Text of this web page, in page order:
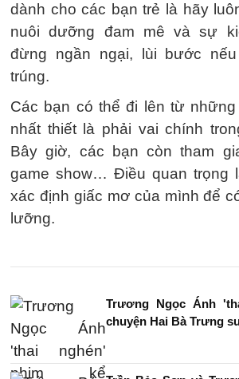
dành cho các bạn trẻ là hãy
nuôi dưỡng đam mê và sự
đừng ngần ngại, lùi bước nếu
trúng.
Các bạn có thể đi lên từ
nhất thiết là phải vai chính
Bây giờ, các bạn còn tham
game show… Điều quan trọng
xác định giấc mơ của mình để
lưỡng.
Trương Ngọc Ánh
chuyện Hai Bà Trưng